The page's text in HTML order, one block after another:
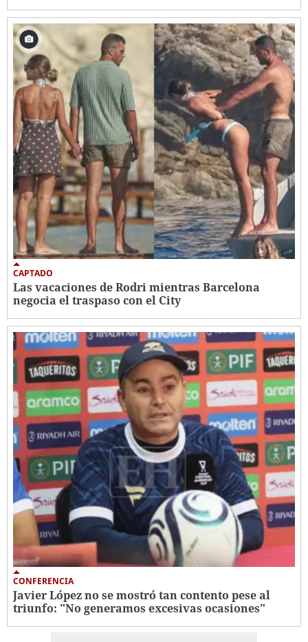
CAPTADO
Las vacaciones de Rodri mientras Barcelona
negocia el traspaso con el City
CONFERENCIA
Javier López no se mostró tan contento pese al
triunfo: "No generamos excesivas ocasiones"